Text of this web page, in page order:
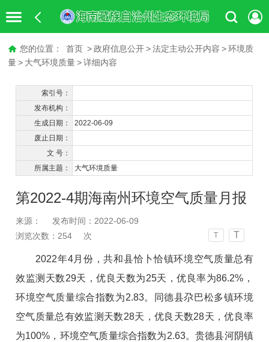
您的位置： 首页 > 政府信息公开 > 法定主动公开内容 > 环境质
量 > 大气环境质量 > 详细内容
索引号：
发布机构：
生成日期：
2022-06-09
废止日期：
文 号：
所属主题：
大气环境质量
第2022-4期海南州环境空气质量月报
来源：
发布时间：2022-06-09
浏览次数： 254 次 T T
2022年4月份，共和县恰卜恰镇环境空气质量总有
效监测天数29天，优良天数为25天，优良率为86.2%，
环境空气质量综合指数为2.83。同德县尕巴松多镇环境
空气质量总有效监测天数28天，优良天数28天，优良率
为100%，环境空气质量综合指数为2.63。贵德县河阴镇